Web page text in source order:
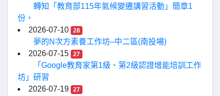
轉知「教育部115年氣候變遷講習活動」簡章1
份，
2026-07-10
28
夢的N次方素養工作坊–中二區(南投場)
2026-07-15
27
「Google教育家第1級、第2級認證增能培訓工作
坊」研習
2026-07-19
27